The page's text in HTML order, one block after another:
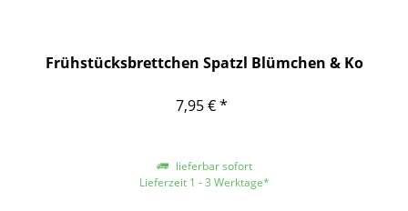
Frühstücksbrettchen Spatzl Blümchen & Ko
7,95 € *
lieferbar sofort
Lieferzeit 1 - 3 Werktage*